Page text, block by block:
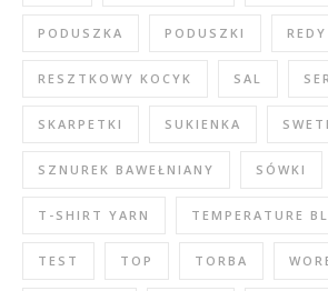
PODUSZKA PODUSZKI REDY
RESZTKOWY KOCYK SAL
SKARPETKI SUKIENKA
SZNUREK BAWEŁNIANY SÓWKI
T-SHIRT YARN TEMPERATURE
TEST TOP TORBA